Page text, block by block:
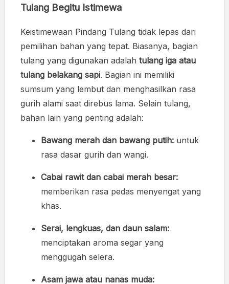
Tulang Begitu Istimewa
Keistimewaan Pindang Tulang tidak lepas dari
pemilihan bahan yang tepat. Biasanya, bagian
tulang yang digunakan adalah tulang iga atau
tulang belakang sapi. Bagian ini memiliki
sumsum yang lembut dan menghasilkan rasa
gurih alami saat direbus lama. Selain tulang,
bahan lain yang penting adalah:
Bawang merah dan bawang putih: untuk
rasa dasar gurih dan wangi.
Cabai rawit dan cabai merah besar:
memberikan rasa pedas menyengat yang
khas.
Serai, lengkuas, dan daun salam:
menciptakan aroma segar yang
menggugah selera.
Asam jawa atau nanas muda: